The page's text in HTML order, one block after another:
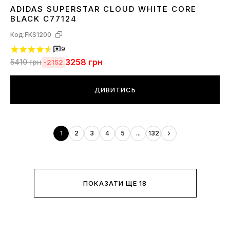
36 3738 40 41 424344 45
ADIDAS SUPERSTAR CLOUD WHITE CORE
BLACK C77124
Код:FKS1200
9
5410грн -2152 3258 грн
ДИВИТИСЬ
1 2 3 4 5 ... 132
ПОКАЗАТИ ЩЕ 18